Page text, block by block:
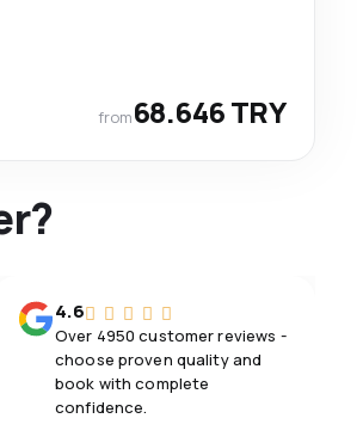
from68.646 TRY
4.6
Over 4950 customer reviews -
choose proven quality and
book with complete
confidence.